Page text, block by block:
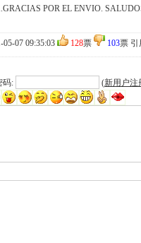
POR EL ENVIO.
05-07 09:35:03 128票 103票 引
码: (新用户注